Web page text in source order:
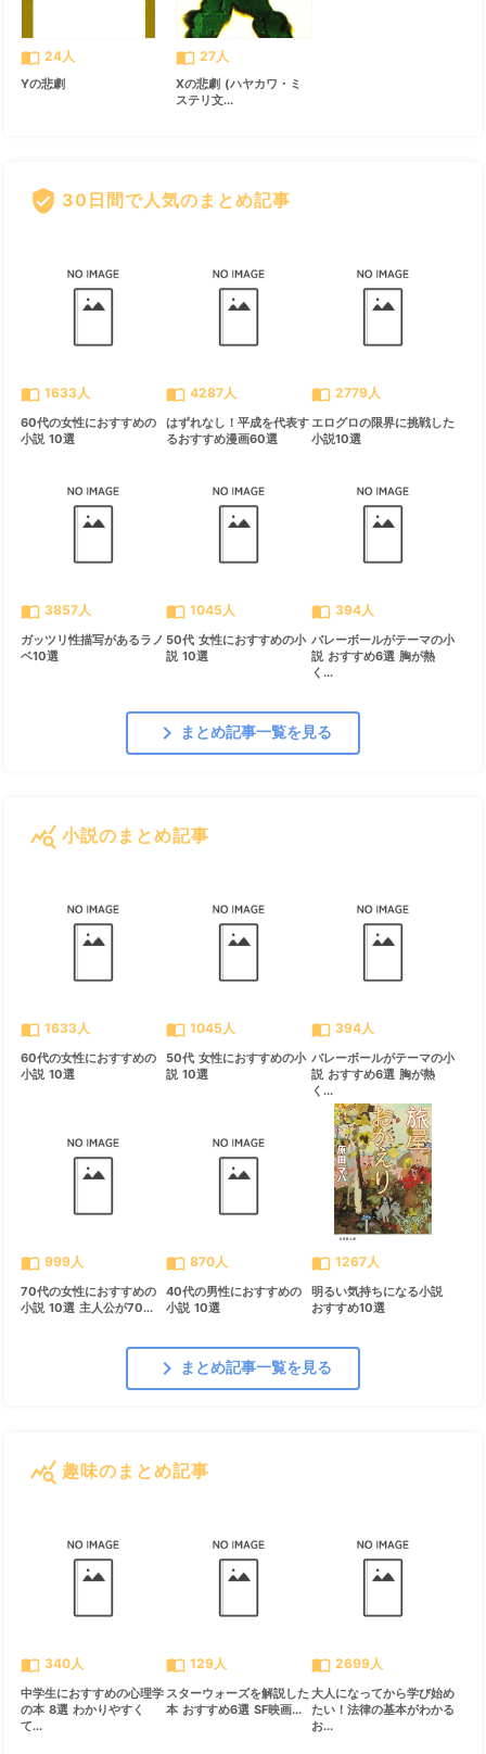
import_contacts 24人
Yの悲劇
import_contacts 27人
Xの悲劇 (ハヤカワ・ミ
ステリ文...
verified_user 30日間で人気のまとめ記事
import_contacts 1633人
60代の女性におすすめの
小説 10選
import_contacts 4287人
はずれなし！平成を代表す
るおすすめ漫画60選
import_contacts 2779人
エログロの限界に挑戦した
小説10選
import_contacts 3857人
ガッツリ性描写があるラノ
ベ10選
import_contacts 1045人
50代 女性におすすめの小
説 10選
import_contacts 394人
バレーボールがテーマの小
説 おすすめ6選 胸が熱
く...
chevron_right まとめ記事一覧を見る
query_stats 小説のまとめ記事
import_contacts 1633人
60代の女性におすすめの
小説 10選
import_contacts 1045人
50代 女性におすすめの小
説 10選
import_contacts 394人
バレーボールがテーマの小
説 おすすめ6選 胸が熱
く...
import_contacts 999人
70代の女性におすすめの
小説 10選 主人公が70...
import_contacts 870人
40代の男性におすすめの
小説 10選
import_contacts 1267人
明るい気持ちになる小説
おすすめ10選
chevron_right まとめ記事一覧を見る
query_stats 趣味のまとめ記事
import_contacts 340人
中学生におすすめの心理学
の本 8選 わかりやすく
て...
import_contacts 129人
スターウォーズを解説した
本 おすすめ6選 SF映画...
import_contacts 2699人
大人になってから学び始め
たい！法律の基本がわかる
お...